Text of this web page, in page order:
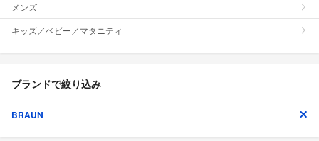
メンズ
キッズ／ベビー／マタニティ
ブランドで絞り込み
BRAUN